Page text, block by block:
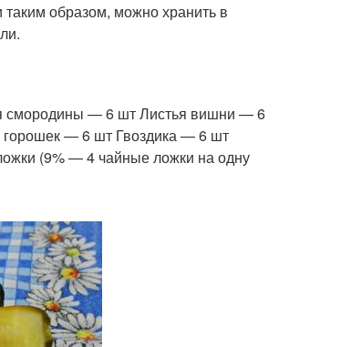
образом, можно хранить в
смородины — 6 шт Листья вишни — 6
— 6 шт Гвоздика — 6 шт
(9% — 4 чайные ложки на одну